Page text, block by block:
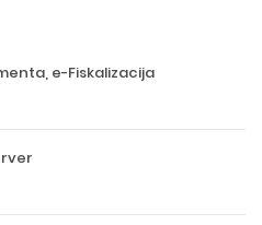
e-Fiskalizacija